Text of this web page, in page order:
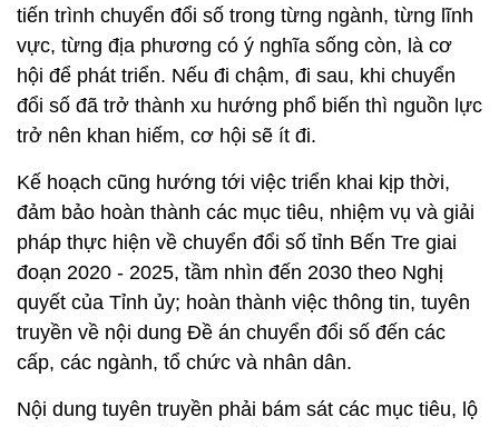
tiến trình chuyển đổi số trong từng ngành, từng lĩnh
vực, từng địa phương có ý nghĩa sống còn, là cơ
hội để phát triển. Nếu đi chậm, đi sau, khi chuyển
đổi số đã trở thành xu hướng phổ biến thì nguồn lực
trở nên khan hiếm, cơ hội sẽ ít đi.
Kế hoạch cũng hướng tới việc triển khai kịp thời,
đảm bảo hoàn thành các mục tiêu, nhiệm vụ và giải
pháp thực hiện về chuyển đổi số tỉnh Bến Tre giai
đoạn 2020 - 2025, tầm nhìn đến 2030 theo Nghị
quyết của Tỉnh ủy; hoàn thành việc thông tin, tuyên
truyền về nội dung Đề án chuyển đổi số đến các
cấp, các ngành, tổ chức và nhân dân.
Nội dung tuyên truyền phải bám sát các mục tiêu, lộ